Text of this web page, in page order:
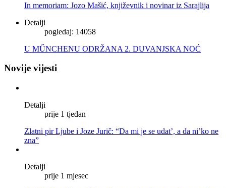
In memoriam: Jozo Mašić, književnik i novinar iz Sarajlija
Detalji
pogledaj: 14058
U MŰNCHENU ODRŽANA 2. DUVANJSKA NOĆ
Novije vijesti
Detalji
prije 1 tjedan
Zlatni pir Ljube i Joze Jurič: “Da mi je se udat’, a da ni’ko ne
zna”
Detalji
prije 1 mjesec